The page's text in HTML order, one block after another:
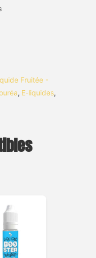
Fruitée -
, E-liquides,